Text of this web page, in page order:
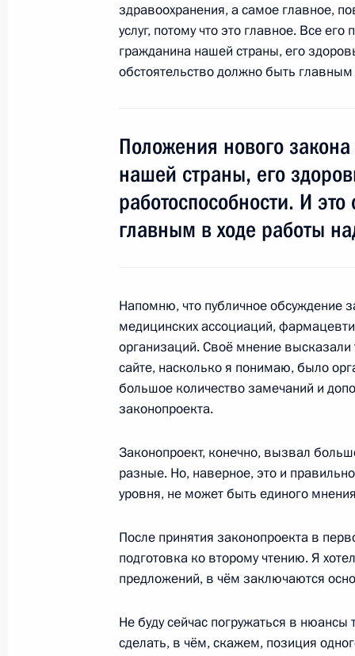
Распоряжение об инвестиционных
2 августа 2011 года, 15:45
в федеральных округах
2 августа 2011 года, 15:00
Поздравление личному составу и
1 августа 2011 года, понедельник
Поздравление актрисе Галине
1 августа 2011 года, 17:00
Соболезнования Председателю
1 августа 2011 года, 11:00
Президент утвердил Положение об
МВД
здравоохранения, а самое главное,
услуг, потому что это главное. Все
гражданина нашей страны, его
обстоятельство должно быть
Положения нового
нашей страны, его
работоспособности. И
главным в ходе работы
Напомню, что публичное обсуждение
медицинских ассоциаций,
организаций. Своё мнение
сайте, насколько я понимаю, было
большое количество замечаний и
законопроекта.
Законопроект, конечно, вызвал
разные. Но, наверное, это и
уровня, не может быть единого
После принятия законопроекта в
подготовка ко второму чтению. Я
предложений, в чём заключаются
Не буду сейчас погружаться в
сделать, в чём, скажем, позиция